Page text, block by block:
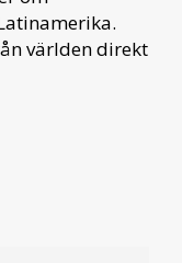
världen direkt